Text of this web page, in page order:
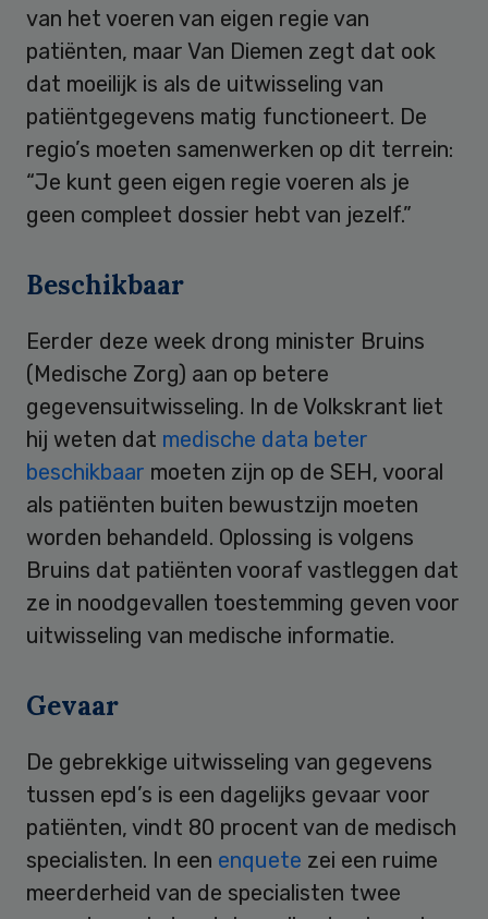
van het voeren van eigen regie van
patiënten, maar Van Diemen zegt dat ook
dat moeilijk is als de uitwisseling van
patiëntgegevens matig functioneert. De
regio’s moeten samenwerken op dit terrein:
“Je kunt geen eigen regie voeren als je
geen compleet dossier hebt van jezelf.”
Beschikbaar
Eerder deze week drong minister Bruins
(Medische Zorg) aan op betere
gegevensuitwisseling. In de Volkskrant liet
hij weten dat medische data beter
beschikbaar moeten zijn op de SEH, vooral
als patiënten buiten bewustzijn moeten
worden behandeld. Oplossing is volgens
Bruins dat patiënten vooraf vastleggen dat
ze in noodgevallen toestemming geven voor
uitwisseling van medische informatie.
Gevaar
De gebrekkige uitwisseling van gegevens
tussen epd’s is een dagelijks gevaar voor
patiënten, vindt 80 procent van de medisch
specialisten. In een enquete zei een ruime
meerderheid van de specialisten twee